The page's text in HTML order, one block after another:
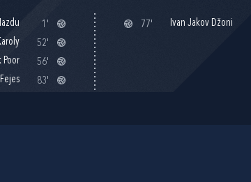
1'
52'
Poor
56'
83'
77' Ivan Jakov Džoni